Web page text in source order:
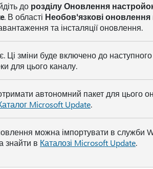
до розділу Оновлення
. В області Необов'язкові оновлення
та інсталяції оновлення.
Ці зміни буде включено до
для цього каналу.
автономний пакет для цього
Microsoft Update.
можна імпортувати в служби
знайти в Каталозі Microsoft Update.